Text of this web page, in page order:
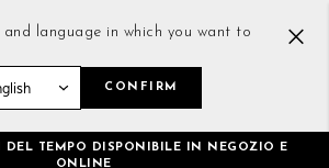
language in which you want to
CONFIRM
DEL TEMPO DISPONIBILE IN NEGOZIO E
ONLINE